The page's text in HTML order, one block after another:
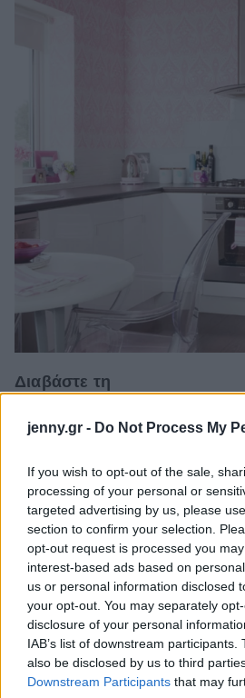
jenny.gr - Do Not Process My
If you wish to opt-out of the sale,
processing of your personal or
targeted advertising by us, please
section to confirm your selection.
opt-out request is processed you
interest-based ads based on
us or personal information disclosed
your opt-out. You may separately
disclosure of your personal
IAB’s list of downstream
also be disclosed by us to third
Downstream Participants that may
Διαβάστε τη
issue, το μεγαλύτερο
και τη διακόσμηση
Μπείτε στην Κατηγορία
εκατοντάδες άρθρα με
για κάθε χώρο του σπιτιού.
Δείτε ακόμη: Οι 3 πιο
σπιτιού